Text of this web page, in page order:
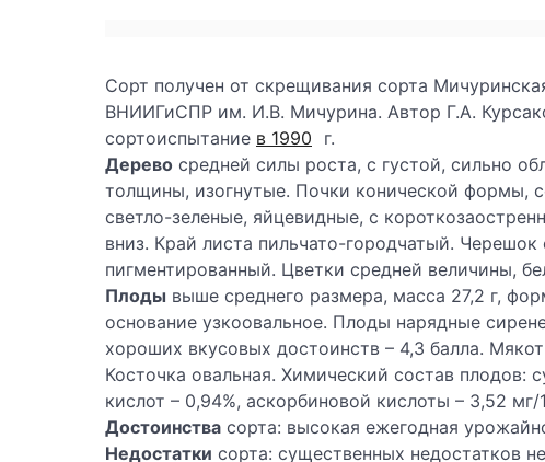
Сорт получен от скрещивания сорта
ВНИИГиСПР им. И.В. Мичурина. Автор Г.А.
сортоиспытание в 1990
г.
Дерево средней силы роста, с густой, сильно
толщины, изогнутые. Почки конической формы,
светло-зеленые, яйцевидные, с
вниз. Край листа пильчато-городчатый.
пигментированный. Цветки средней величины,
Плоды выше среднего размера, масса 27,2 г,
основание узкоовальное. Плоды нарядные
хороших вкусовых достоинств – 4,3 балла.
Косточка овальная. Химический состав плодов:
кислот – 0,94%, аскорбиновой кислоты – 3,52
Достоинства сорта: высокая ежегодная
Недостатки сорта: существенных недостатков